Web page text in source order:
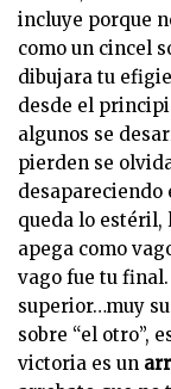
incluye porque
como un cincel
dibujara tu
desde el
algunos se
pierden se
desapareciendo
queda lo estéril,
apega como
vago fue tu
superior…muy
sobre “el otro”,
victoria es un